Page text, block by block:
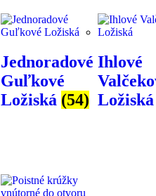
Jednoradové
Guľkové
Ložiská (54)
Ihlové
Ložiská